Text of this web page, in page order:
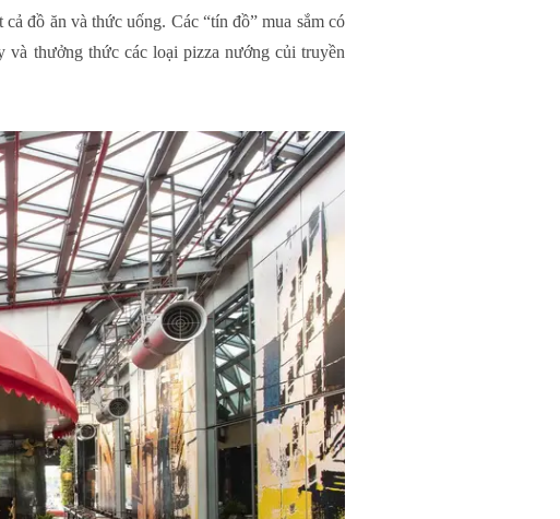
đồ ăn và thức uống. Các “tín đồ” mua sắm có
và thưởng thức các loại pizza nướng củi truyền